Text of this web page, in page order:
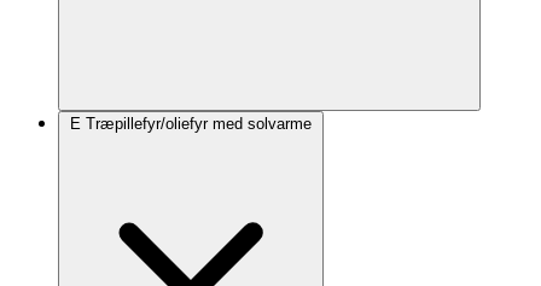
E Træpillefyr/oliefyr med solvarme